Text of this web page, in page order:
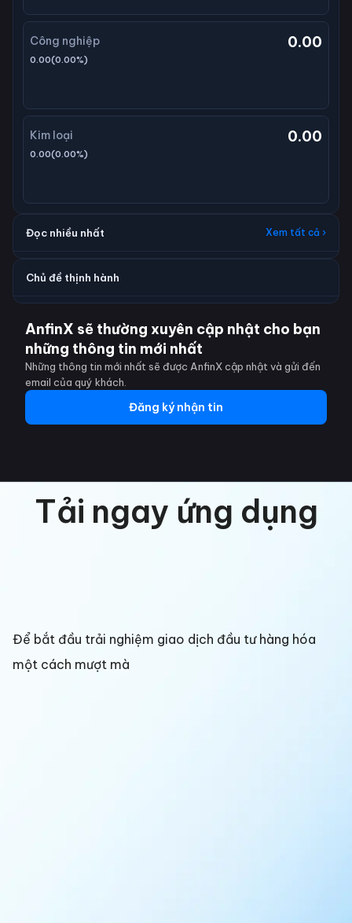
Công nghiệp 0.00
0.00(0.00%)
Kim loại 0.00
0.00(0.00%)
Đọc nhiều nhất Xem tất cả ›
Chủ đề thịnh hành
AnfinX sẽ thường xuyên cập nhật cho bạn
những thông tin mới nhất
Những thông tin mới nhất sẽ được AnfinX cập nhật và gửi đến
email của quý khách.
Đăng ký nhận tin
Tải ngay ứng dụng
Để bắt đầu trải nghiệm giao dịch đầu tư hàng hóa
một cách mượt mà